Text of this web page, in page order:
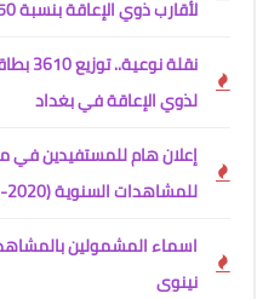
لأقارب ذوي الإعاقة بنسبة 50%
نقلة
لذوي الإعاقة في بغداد
إعلان هام للمستفيدين في
للمشاهدات السنوية (2020-2022)
نينوى